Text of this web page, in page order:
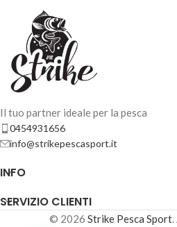
8,90€ 5
Il tuo partner ideale per la pesca
0454931656
info@strikepescasport.it
INFO
SERVIZIO CLIENTI
© 2026 Strike Pesca Sport